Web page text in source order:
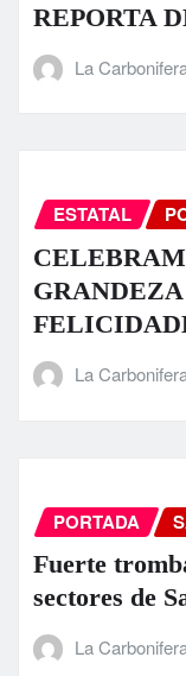
REPORTA
La
ESTATAL
La
PORTADA
Fuerte
sectores de
La